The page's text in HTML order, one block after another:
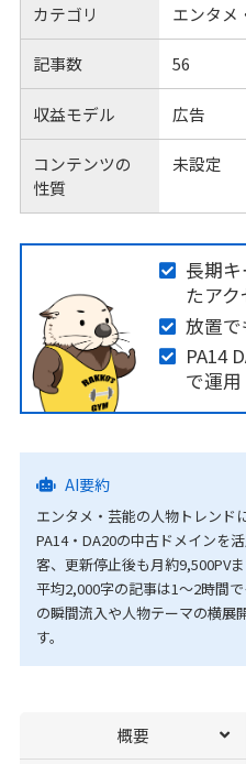
カテゴリ エンタメ
記事数 56
収益モデル 広告
コンテンツの
性質
未設定
長期
たア
放置
PA14
で運用
AI要約
エンタメ・芸能の人物トレンド
PA14・DA20の中古ドメインを
客、更新停止後も月約9,500PVま
平均2,000字の記事は1～2時間
の瞬間流入や人物テーマの横展
す。
概要